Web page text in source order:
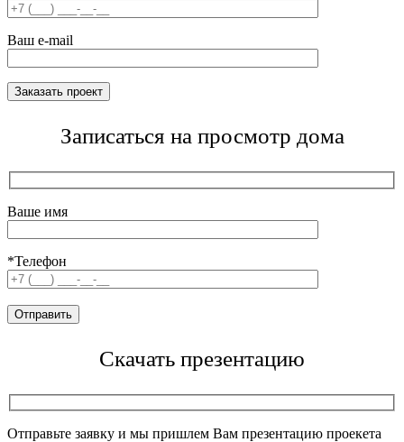
Ваш e-mail
Записаться на просмотр дома
Ваше имя
*Телефон
Скачать презентацию
Отправьте заявку и мы пришлем Вам презентацию проекета